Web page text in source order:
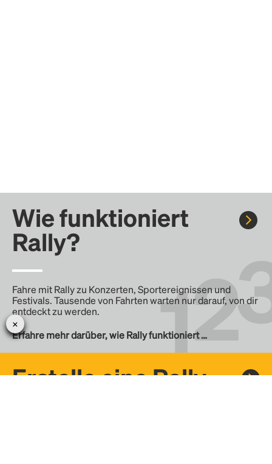
Wie funktioniert
Rally?
Fahre mit Rally zu Konzerten, Sportereignissen und
Festivals. Tausende von Fahrten warten nur darauf, von dir
entdeckt zu werden.
Erfahre mehr darüber, wie Rally funktioniert …
Erstelle eine Rally